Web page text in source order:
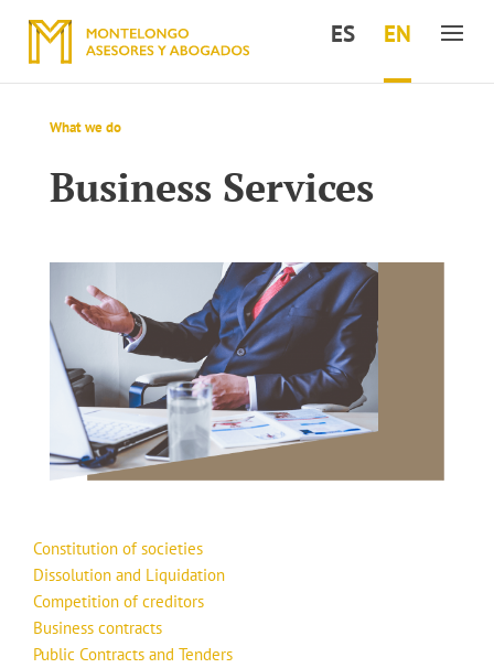
ES EN
What we do
Business Services
Constitution of societies
Dissolution and Liquidation
Competition of creditors
Business contracts
Public Contracts and Tenders